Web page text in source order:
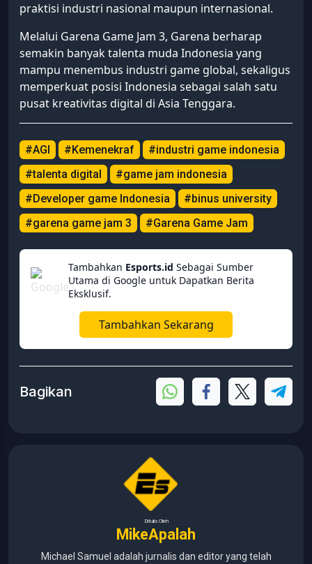
praktisi industri nasional maupun internasional.
Melalui Garena Game Jam 3, Garena berharap
semakin banyak talenta muda Indonesia yang
mampu menembus industri game global, sekaligus
memperkuat posisi Indonesia sebagai salah satu
pusat kreativitas digital di Asia Tenggara.
#AGI #Kemenekraf
#industri game indonesia
#talenta digital
#game jam indonesia
#Developer game Indonesia
#binus university
#garena game jam 3
#Garena Game Jam
Tambahkan Esports.id Sebagai Sumber
Utama di Google untuk Dapatkan Berita
Eksklusif.
Tambahkan Sekarang
Bagikan
Ditulis Oleh
MikeApalah
Michael Samuel adalah jurnalis dan editor yang telah